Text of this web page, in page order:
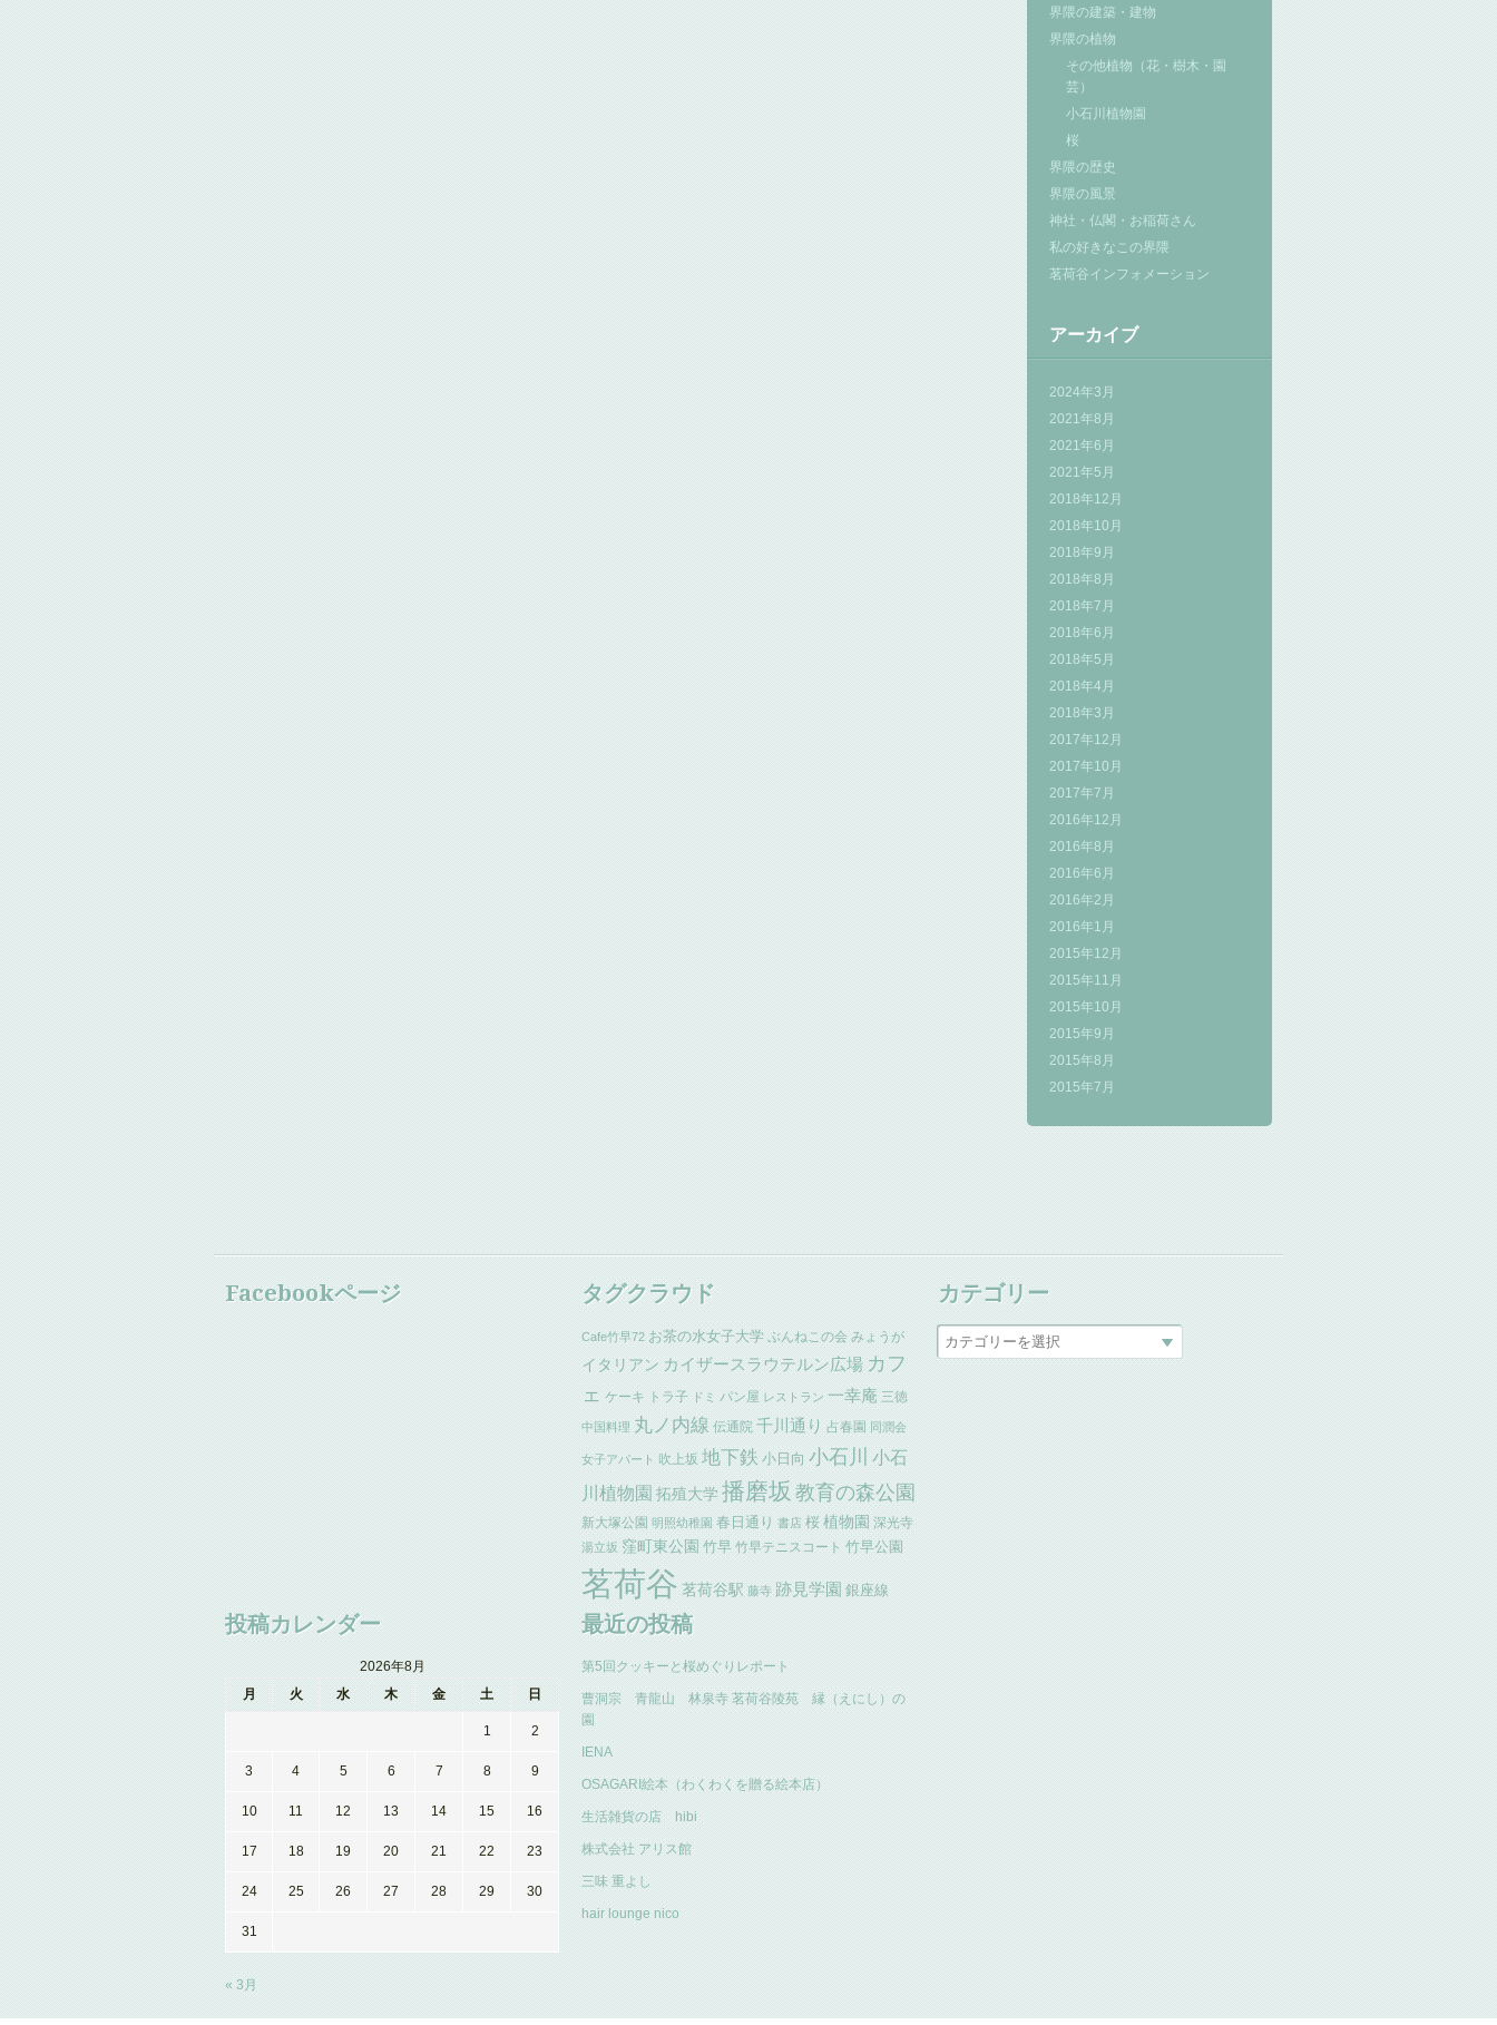
界隈の建築・建物
界隈の植物
その他植物（花・樹木・園
芸）
小石川植物園
桜
界隈の歴史
界隈の風景
神社・仏閣・お稲荷さん
私の好きなこの界隈
茗荷谷インフォメーション
アーカイブ
2024年3月
2021年8月
2021年6月
2021年5月
2018年12月
2018年10月
2018年9月
2018年8月
2018年7月
2018年6月
2018年5月
2018年4月
2018年3月
2017年12月
2017年10月
2017年7月
2016年12月
2016年8月
2016年6月
2016年2月
2016年1月
2015年12月
2015年11月
2015年10月
2015年9月
2015年8月
2015年7月
Facebookページ タグクラウド
Cafe竹早72 お茶の水女子大学 ぶんねこの会 みょうが
イタリアン カイザースラウテルン広場 カフ
ェ ケーキ トラ子 ドミ パン屋 レストラン 一幸庵 三徳
中国料理 丸ノ内線 伝通院 千川通り 占春園 同潤会
女子アパート 吹上坂 地下鉄 小日向 小石川
小石
川植物園 拓殖大学 播磨坂 教育の森公園
新大塚公園 明照幼稚園 春日通り 書店 桜 植物園 深光寺
湯立坂 窪町東公園 竹早 竹早テニスコート 竹早公園
茗荷谷 茗荷谷駅 藤寺 跡見学園 銀座線
カテゴリー
投稿カレンダー
2026年8月
月
火 水 木 金 土 日
1 2
3 4 5 6 7 8 9
10 11 12 13 14 15 16
17 18 19 20 21 22 23
24 25 26 27 28 29 30
31
« 3月
最近の投稿
第5回クッキーと桜めぐりレポート
曹洞宗 青龍山 林泉寺 茗荷谷陵苑 縁（えにし）の
園
IENA
OSAGARI絵本（わくわくを贈る絵本店）
生活雑貨の店 hibi
株式会社 アリス館
三味 重よし
hair lounge nico